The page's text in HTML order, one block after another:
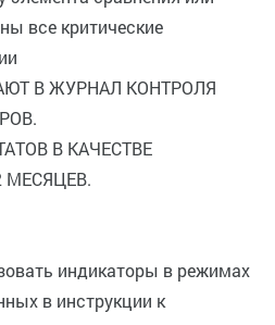
все критические
В ЖУРНАЛ КОНТРОЛЯ
В КАЧЕСТВЕ
МЕСЯЦЕВ.
индикаторы в режимах
в инструкции к